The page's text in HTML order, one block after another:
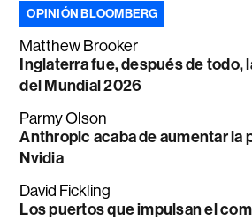
OPINIÓN BLOOMBERG
Matthew Brooker
Inglaterra fue, después de todo,
del Mundial 2026
Parmy Olson
Anthropic acaba de aumentar la
Nvidia
David Fickling
Los puertos que impulsan el